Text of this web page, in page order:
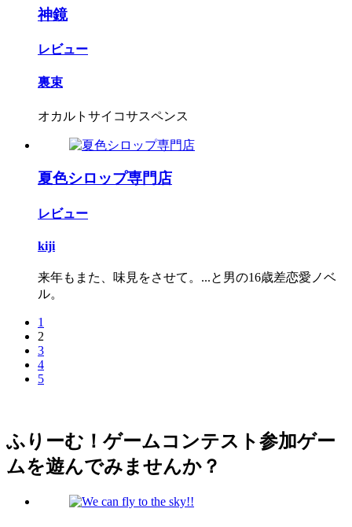
神鏡
レビュー
裏束
オカルトサイコサスペンス
夏色シロップ専門店
レビュー
kiji
来年もまた、味見をさせて。...と男の16歳差恋愛ノベ
ル。
1
2
3
4
5
ふりーむ！ゲームコンテスト参加ゲー
ムを遊んでみませんか？